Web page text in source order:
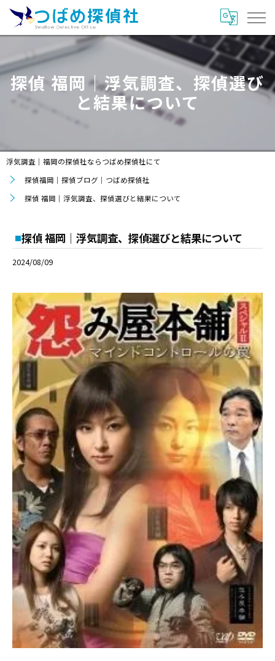
探偵 福岡｜浮気調査、探偵選び
と結果について
浮気調査｜福岡の探偵社ならつばめ探偵社にて
探偵福岡｜探偵ブログ｜つばめ探偵社
探偵 福岡｜浮気調査、探偵選びと結果について
探偵 福岡｜浮気調査、探偵選びと結果について
2024/08/09